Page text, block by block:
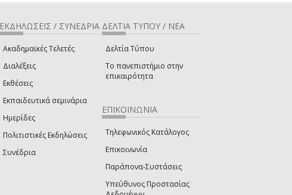
ΕΚΔΗΛΩΣΕΙΣ / ΣΥΝΕΔΡΙΑ
Ακαδημαϊκές Τελετές
Διαλέξεις
Εκθέσεις
Εκπαιδευτικά σεμινάρια
Ημερίδες
Πολιτιστικές Εκδηλώσεις
Συνέδρια
ΔΕΛΤΙΑ ΤΥΠΟΥ / ΝΕΑ
Δελτία Τύπου
Το πανεπιστήμιο στην
επικαιρότητα
ΕΠΙΚΟΙΝΩΝΙΑ
Τηλεφωνικός Κατάλογος
Επικοινωνία
Παράπονα-Συστάσεις
Υπεύθυνος Προστασίας